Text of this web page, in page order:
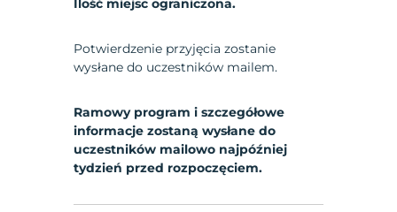
Ilość miejsc ograniczona.
Potwierdzenie przyjęcia zostanie
wysłane do uczestników mailem.
Ramowy program i szczegółowe
informacje zostaną wysłane do
uczestników mailowo najpóźniej
tydzień przed rozpoczęciem.